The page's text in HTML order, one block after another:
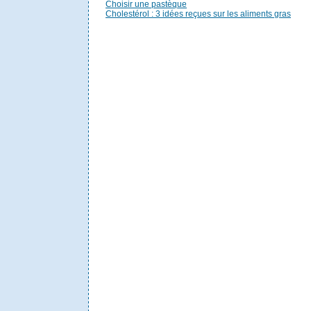
Choisir une pastèque
Cholestérol : 3 idées reçues sur les aliments gras